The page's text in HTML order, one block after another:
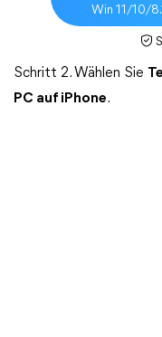
Win 11/10/
Schritt 2. Wählen Sie
PC auf iPhone.